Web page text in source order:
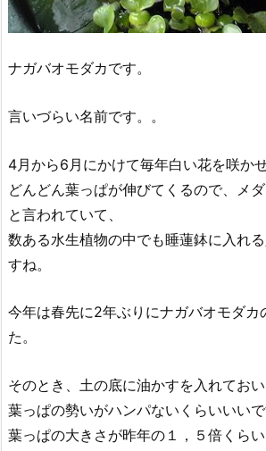
ナガバオモダカです。
言いづらい名前です。。
4月から6月にかけて毎年白い花を咲かせ
どんどん葉っぱが伸びてくるので、メ
と言われていて、
数ある水生植物の中でも睡蓮鉢に入れ
すね。
今年は春先に2年ぶりにナガバオモダカ
た。
そのとき、土の底に油かすを入れておい
葉っぱの勢いがハンパないくらいいいで
葉っぱの大きさが昨年の１，５倍くら